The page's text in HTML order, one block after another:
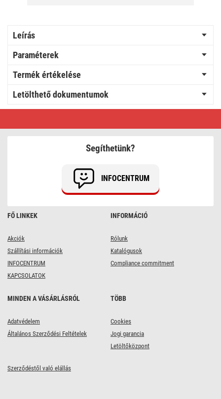
Leírás
Paraméterek
Termék értékelése
Letölthető dokumentumok
sorolható
FŐ LINKEK
Akciók
Szállítási információk
INFOCENTRUM
KAPCSOLATOK
INFORMÁCIÓ
Rólunk
Katalógusok
Compliance commitment
MINDEN A VÁSÁRLÁSRÓL
Adatvédelem
Általános Szerződési Feltételek
TÖBB
Cookies
Jogi garancia
Letöltőközpont
Szerződéstől való elállás
Segíthetünk?
INFOCENTRUM